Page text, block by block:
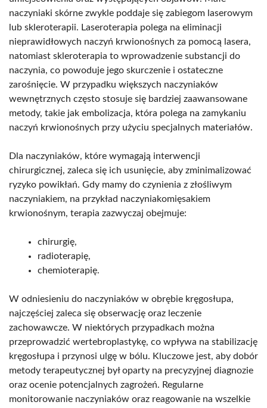
naczyniaki skórne zwykle poddaje się zabiegom laserowym
lub skleroterapii. Laseroterapia polega na eliminacji
nieprawidłowych naczyń krwionośnych za pomocą lasera,
natomiast skleroterapia to wprowadzenie substancji do
naczynia, co powoduje jego skurczenie i ostateczne
zarośnięcie. W przypadku większych naczyniaków
wewnętrznych często stosuje się bardziej zaawansowane
metody, takie jak embolizacja, która polega na zamykaniu
naczyń krwionośnych przy użyciu specjalnych materiałów.
Dla naczyniaków, które wymagają interwencji
chirurgicznej, zaleca się ich usunięcie, aby zminimalizować
ryzyko powikłań. Gdy mamy do czynienia z złośliwym
naczyniakiem, na przykład naczyniakomięsakiem
krwionośnym, terapia zazwyczaj obejmuje:
chirurgię,
radioterapię,
chemioterapię.
W odniesieniu do naczyniaków w obrębie kręgosłupa,
najczęściej zaleca się obserwację oraz leczenie
zachowawcze. W niektórych przypadkach można
przeprowadzić wertebroplastykę, co wpływa na stabilizację
kręgosłupa i przynosi ulgę w bólu. Kluczowe jest, aby dobór
metody terapeutycznej był oparty na precyzyjnej diagnozie
oraz ocenie potencjalnych zagrożeń. Regularne
monitorowanie naczyniaków oraz reagowanie na wszelkie